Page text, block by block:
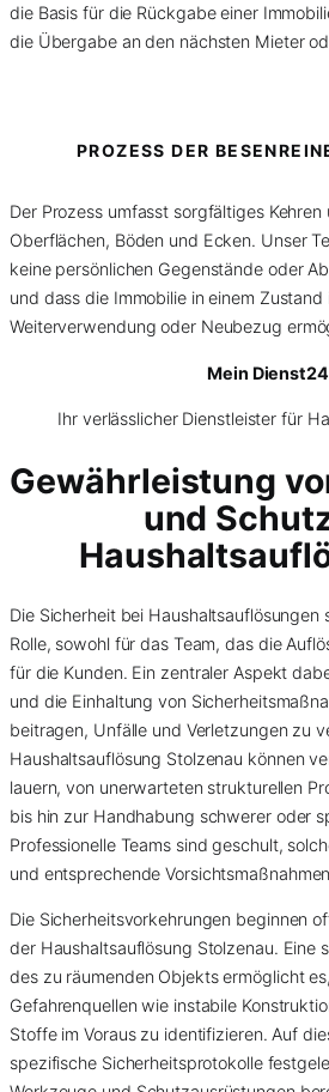
die Basis für die Rückgabe einer
die Übergabe an den nächsten Mieter
PROZESS DER
Der Prozess umfasst sorgfältiges Kehren
Oberflächen, Böden und Ecken. Unser
keine persönlichen Gegenstände oder
und dass die Immobilie in einem
Weiterverwendung oder Neubezug
Mein Dienst24
Ihr verlässlicher Dienstleister für
Gewährleistung
und
Die Sicherheit bei
Rolle, sowohl für das Team, das die
für die Kunden. Ein zentraler Aspekt
und die Einhaltung von
beitragen, Unfälle und Verletzungen zu
Haushaltsauflösung Stolzenau können
lauern, von unerwarteten strukturellen
bis hin zur Handhabung schwerer oder
Professionelle Teams sind geschult,
und entsprechende
Die Sicherheitsvorkehrungen beginnen
der Haushaltsauflösung Stolzenau. Eine
des zu räumenden Objekts ermöglicht
Gefahrenquellen wie instabile
Stoffe im Voraus zu identifizieren. Auf
spezifische Sicherheitsprotokolle